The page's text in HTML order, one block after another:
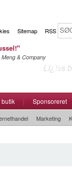
Sitemap RSS
& Company
Lï¿½s
butik | Sponsoreret
Marketing